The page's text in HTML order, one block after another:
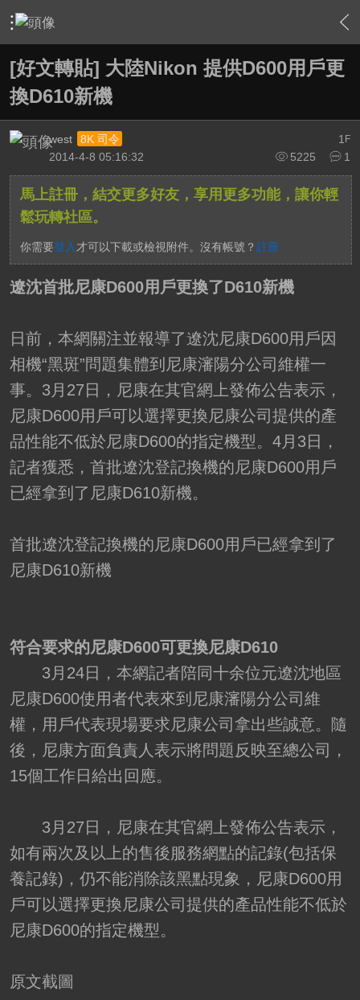
› 影片創作區 › 攝影器材相關討論 › 內容
[好文轉貼] 大陸Nikon 提供D600用戶更
換D610新機
1 F
west
8K 司令
5225
1
2014-4-8 05:16:32
馬上註冊，結交更多好友，享用更多功能，讓你輕
鬆玩轉社區。
你需要登入 才可以下載或檢視附件。沒有帳號？ 註冊
遼沈首批尼康D600用戶更換了D610新機
日前，本網關注並報導了遼沈尼康D600用戶因
相機“黑斑”問題集體到尼康瀋陽分公司維權一
事。3月27日，尼康在其官網上發佈公告表示，
尼康D600用戶可以選擇更換尼康公司提供的產
品性能不低於尼康D600的指定機型。4月3日，
記者獲悉，首批遼沈登記換機的尼康D600用戶
已經拿到了尼康D610新機。
首批遼沈登記換機的尼康D600用戶已經拿到了
尼康D610新機
符合要求的尼康D600可更換尼康D610
3月24日，本網記者陪同十余位元遼沈地區
尼康D600使用者代表來到尼康瀋陽分公司維
權，用戶代表現場要求尼康公司拿出些誠意。隨
後，尼康方面負責人表示將問題反映至總公司，
15個工作日給出回應。
3月27日，尼康在其官網上發佈公告表示，
如有兩次及以上的售後服務網點的記錄(包括保
養記錄)，仍不能消除該黑點現象，尼康D600用
戶可以選擇更換尼康公司提供的產品性能不低於
尼康D600的指定機型。
原文截圖